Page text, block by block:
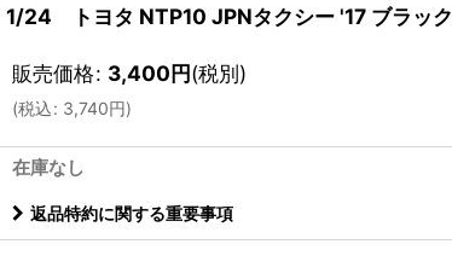
1/24 トヨタ NTP10 JPNタクシー '17 ブラック
販売価格: 3,400円(税別)
(税込: 3,740円)
在庫なし
返品特約に関する重要事項